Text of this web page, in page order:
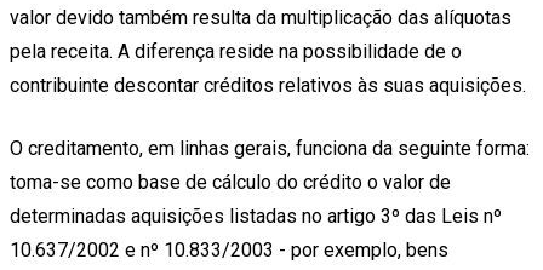
valor devido também resulta da multiplicação das alíquotas
pela receita. A diferença reside na possibilidade de o
contribuinte descontar créditos relativos às suas aquisições.
O creditamento, em linhas gerais, funciona da seguinte forma:
toma-se como base de cálculo do crédito o valor de
determinadas aquisições listadas no artigo 3º das Leis nº
10.637/2002 e nº 10.833/2003 - por exemplo, bens